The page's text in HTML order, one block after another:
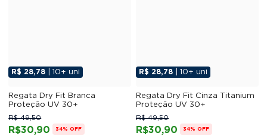
R$ 28,78 | 10+ uni
Regata Dry Fit Branca
Proteção UV 30+
R$30,90
R$ 49,50
34% OFF
R$ 28,78 | 10+ uni
Regata Dry Fit Cinza Titanium
Proteção UV 30+
R$30,90
R$ 49,50
34% OFF